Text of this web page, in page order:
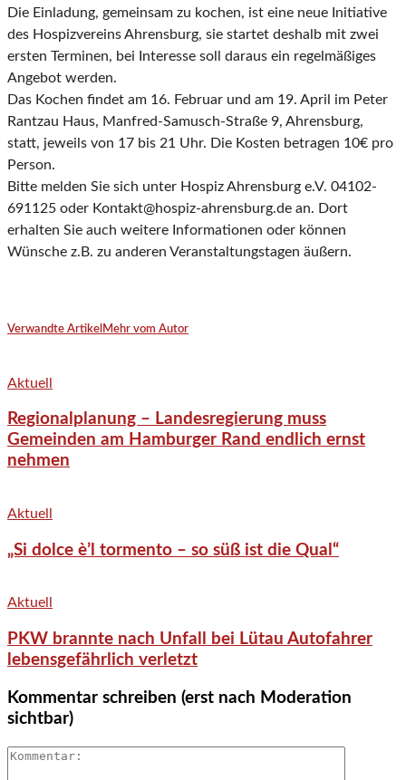
Die Einladung, gemeinsam zu kochen, ist eine neue Initiative
des Hospizvereins Ahrensburg, sie startet deshalb mit zwei
ersten Terminen, bei Interesse soll daraus ein regelmäßiges
Angebot werden.
Das Kochen findet am 16. Februar und am 19. April im Peter
Rantzau Haus, Manfred-Samusch-Straße 9, Ahrensburg,
statt, jeweils von 17 bis 21 Uhr. Die Kosten betragen 10€ pro
Person.
Bitte melden Sie sich unter Hospiz Ahrensburg e.V. 04102-
691125 oder Kontakt@hospiz-ahrensburg.de an. Dort
erhalten Sie auch weitere Informationen oder können
Wünsche z.B. zu anderen Veranstaltungstagen äußern.
Verwandte Artikel Mehr vom Autor
Aktuell
Regionalplanung – Landesregierung muss
Gemeinden am Hamburger Rand endlich ernst
nehmen
Aktuell
„Si dolce è’l tormento – so süß ist die Qual“
Aktuell
PKW brannte nach Unfall bei Lütau Autofahrer
lebensgefährlich verletzt
Kommentar schreiben (erst nach Moderation
sichtbar)